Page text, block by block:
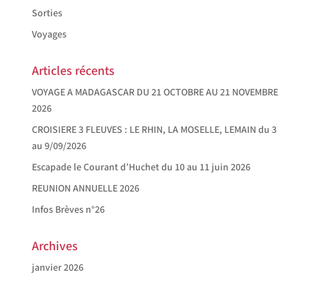
Sorties
Voyages
Articles récents
VOYAGE A MADAGASCAR DU 21 OCTOBRE AU 21 NOVEMBRE
2026
CROISIERE 3 FLEUVES : LE RHIN, LA MOSELLE, LEMAIN du 3
au 9/09/2026
Escapade le Courant d’Huchet du 10 au 11 juin 2026
REUNION ANNUELLE 2026
Infos Brèves n°26
Archives
janvier 2026